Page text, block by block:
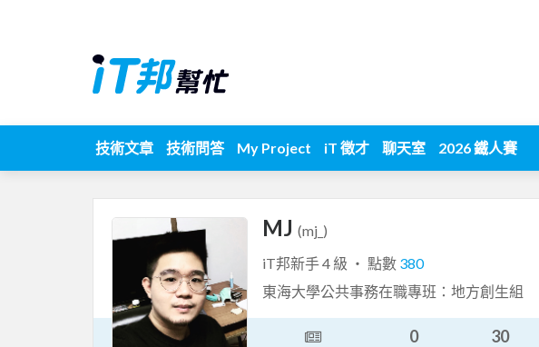
技術文章 技術問答 My Project iT 徵才 聊天室 2026 鐵人賽
MJ (mj_)
iT邦新手 4 級 ‧ 點數 380
東海大學公共事務在職專班：地方創生組
0 30